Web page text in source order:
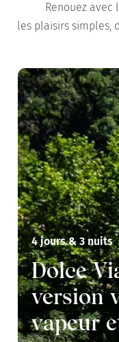
Renouez avec
les plaisirs simples,
4 jours & 3 nuits
Dolce
version
vapeur